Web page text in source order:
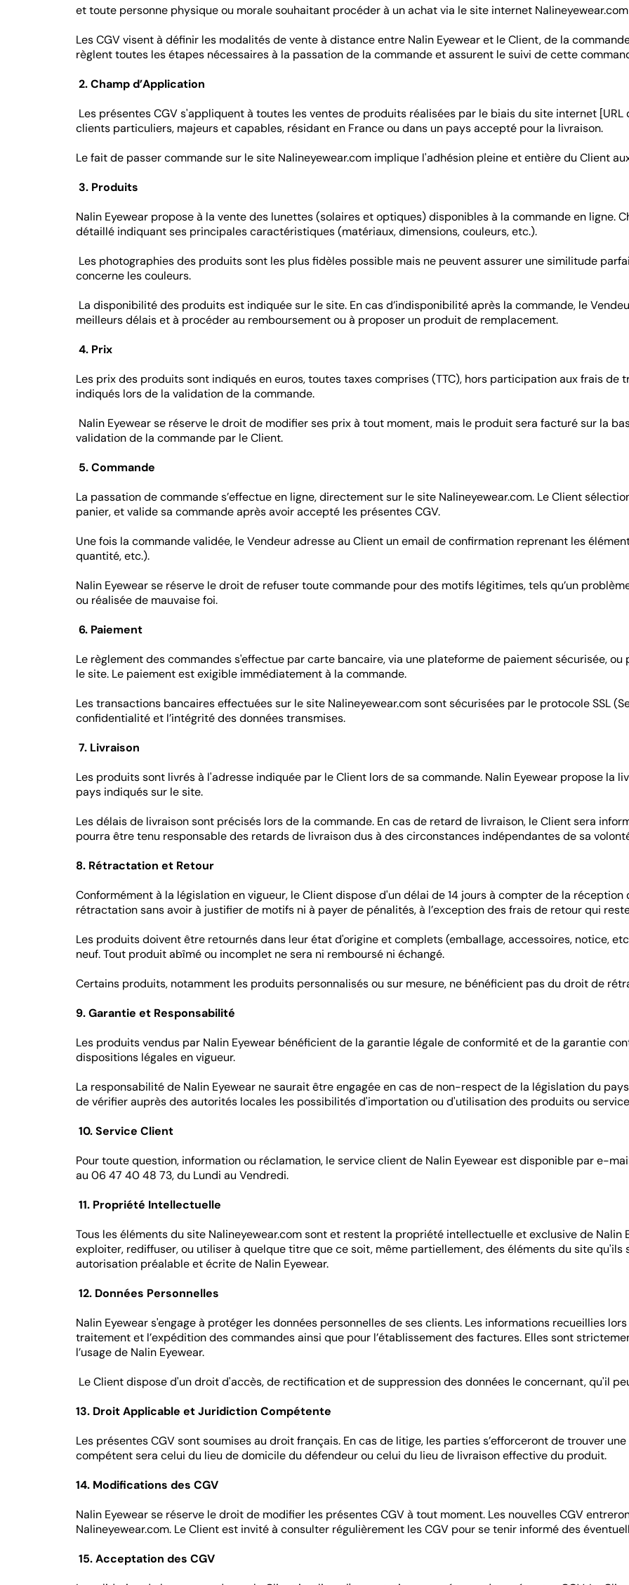
et toute personne physique ou morale souhaitant procéder à un achat via le site internet Nalineyewear.com
Les CGV visent à définir les modalités de vente à distance entre Nalin Eyewear et le Client, de la
règlent toutes les étapes nécessaires à la passation de la commande et assurent le suivi de cette
2. Champ d’Application
Les présentes CGV s'appliquent à toutes les ventes de produits réalisées par le biais du site internet [URL
clients particuliers, majeurs et capables, résidant en France ou dans un pays accepté pour la livraison.
Le fait de passer commande sur le site Nalineyewear.com implique l'adhésion pleine et entière du Client
3. Produits
Nalin Eyewear propose à la vente des lunettes (solaires et optiques) disponibles à la commande en ligne.
détaillé indiquant ses principales caractéristiques (matériaux, dimensions, couleurs, etc.).
Les photographies des produits sont les plus fidèles possible mais ne peuvent assurer une similitude
concerne les couleurs.
La disponibilité des produits est indiquée sur le site. En cas d’indisponibilité après la commande, le
meilleurs délais et à procéder au remboursement ou à proposer un produit de remplacement.
4. Prix
Les prix des produits sont indiqués en euros, toutes taxes comprises (TTC), hors participation aux frais de
indiqués lors de la validation de la commande.
Nalin Eyewear se réserve le droit de modifier ses prix à tout moment, mais le produit sera facturé sur la
validation de la commande par le Client.
5. Commande
La passation de commande s’effectue en ligne, directement sur le site Nalineyewear.com. Le Client
panier, et valide sa commande après avoir accepté les présentes CGV.
Une fois la commande validée, le Vendeur adresse au Client un email de confirmation reprenant les
quantité, etc.).
Nalin Eyewear se réserve le droit de refuser toute commande pour des motifs légitimes, tels qu’un
ou réalisée de mauvaise foi.
6. Paiement
Le règlement des commandes s'effectue par carte bancaire, via une plateforme de paiement sécurisée,
le site. Le paiement est exigible immédiatement à la commande.
Les transactions bancaires effectuées sur le site Nalineyewear.com sont sécurisées par le protocole SSL
confidentialité et l’intégrité des données transmises.
7. Livraison
Les produits sont livrés à l'adresse indiquée par le Client lors de sa commande. Nalin Eyewear propose la
pays indiqués sur le site.
Les délais de livraison sont précisés lors de la commande. En cas de retard de livraison, le Client sera
pourra être tenu responsable des retards de livraison dus à des circonstances indépendantes de sa
8. Rétractation et Retour
Conformément à la législation en vigueur, le Client dispose d'un délai de 14 jours à compter de la
rétractation sans avoir à justifier de motifs ni à payer de pénalités, à l’exception des frais de retour qui
Les produits doivent être retournés dans leur état d'origine et complets (emballage, accessoires, notice,
neuf. Tout produit abîmé ou incomplet ne sera ni remboursé ni échangé.
Certains produits, notamment les produits personnalisés ou sur mesure, ne bénéficient pas du droit de
9. Garantie et Responsabilité
Les produits vendus par Nalin Eyewear bénéficient de la garantie légale de conformité et de la garantie
dispositions légales en vigueur.
La responsabilité de Nalin Eyewear ne saurait être engagée en cas de non-respect de la législation du
de vérifier auprès des autorités locales les possibilités d'importation ou d'utilisation des produits ou
10. Service Client
Pour toute question, information ou réclamation, le service client de Nalin Eyewear est disponible par e-
au 06 47 40 48 73, du Lundi au Vendredi.
11. Propriété Intellectuelle
Tous les éléments du site Nalineyewear.com sont et restent la propriété intellectuelle et exclusive de Nalin
exploiter, rediffuser, ou utiliser à quelque titre que ce soit, même partiellement, des éléments du site qu'ils
autorisation préalable et écrite de Nalin Eyewear.
12. Données Personnelles
Nalin Eyewear s'engage à protéger les données personnelles de ses clients. Les informations recueillies
traitement et l’expédition des commandes ainsi que pour l’établissement des factures. Elles sont
l’usage de Nalin Eyewear.
Le Client dispose d'un droit d'accès, de rectification et de suppression des données le concernant, qu'il
13. Droit Applicable et Juridiction Compétente
Les présentes CGV sont soumises au droit français. En cas de litige, les parties s’efforceront de trouver
compétent sera celui du lieu de domicile du défendeur ou celui du lieu de livraison effective du produit.
14. Modifications des CGV
Nalin Eyewear se réserve le droit de modifier les présentes CGV à tout moment. Les nouvelles CGV
Nalineyewear.com. Le Client est invité à consulter régulièrement les CGV pour se tenir informé des
15. Acceptation des CGV